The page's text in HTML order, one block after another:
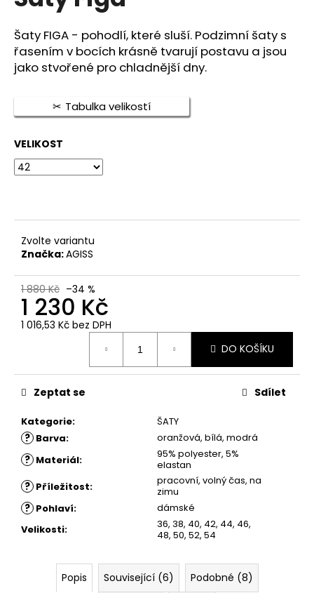
z
5
hvězdiček.
Šaty FIGA - pohodlí, které sluší. Podzimní šaty s
řasením v bocích krásně tvarují postavu a jsou
jako stvořené pro chladnější dny.
Tabulka velikostí
VELIKOST
Zvolte variantu
Značka:AGISS
1 880 Kč –34 %
1 230 Kč
1 016,53 Kč bez DPH
DO KOŠÍKU
Kategorie: ŠATY
? Barva: oranžová, bílá, modrá
? Materiál:
95% polyester, 5%
elastan
? Příležitost:
pracovní, volný čas, na
zimu
? Pohlaví:
dámské
Velikosti:
36, 38, 40, 42, 44, 46,
48, 50, 52, 54
Zeptat se Sdílet
Popis Související (6)
Podobné (8)
j
í
t
D
o
p
o
u
č
u
m
e
ŠATY
ANIKA
POUZDROVÉ
ŠATY
ČERNÉ
KRAJKOU